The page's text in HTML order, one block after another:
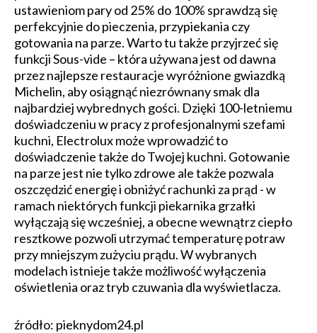
ustawieniom pary od 25% do 100% sprawdzą się
perfekcyjnie do pieczenia, przypiekania czy
gotowania na parze. Warto tu także przyjrzeć się
funkcji Sous-vide – która używana jest od dawna
przez najlepsze restauracje wyróżnione gwiazdką
Michelin, aby osiągnąć niezrównany smak dla
najbardziej wybrednych gości. Dzięki 100-letniemu
doświadczeniu w pracy z profesjonalnymi szefami
kuchni, Electrolux może wprowadzić to
doświadczenie także do Twojej kuchni. Gotowanie
na parze jest nie tylko zdrowe ale także pozwala
oszczędzić energię i obniżyć rachunki za prąd - w
ramach niektórych funkcji piekarnika grzałki
wyłączają się wcześniej, a obecne wewnątrz ciepło
resztkowe pozwoli utrzymać temperaturę potraw
przy mniejszym zużyciu prądu. W wybranych
modelach istnieje także możliwość wyłączenia
oświetlenia oraz tryb czuwania dla wyświetlacza.
źródło: pieknydom24.pl